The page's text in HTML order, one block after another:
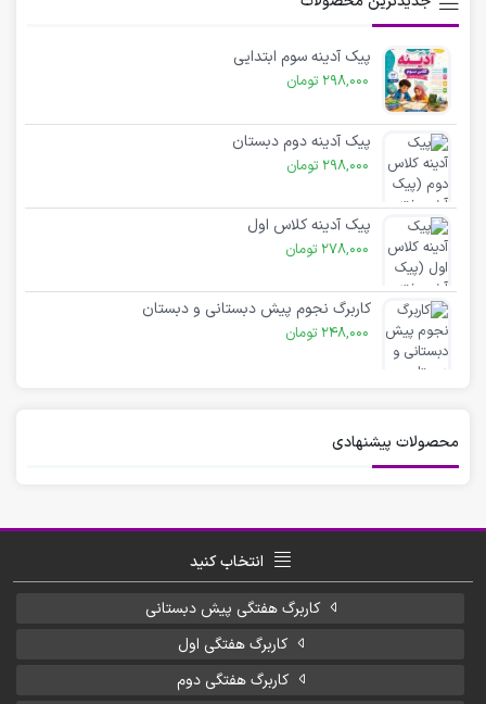
پیک آدینه سوم ابتدایی
298,000 تومان
پیک آدینه دوم دبستان
298,000 تومان
پیک آدینه کلاس اول
278,000 تومان
کاربرگ نجوم پیش دبستانی و دبستان
248,000 تومان
محصولات پیشنهادی
انتخاب کنید
کاربرگ هفتگی پیش دبستانی
کاربرگ هفتگی اول
کاربرگ هفتگی دوم